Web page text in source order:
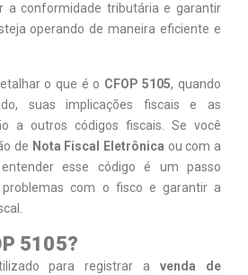
a conformidade tributária e garantir
operando de maneira eficiente e
o que é o CFOP 5105, quando
suas implicações fiscais e as
a outros códigos fiscais. Se você
de Nota Fiscal Eletrônica ou com a
esse código é um passo
com o fisco e garantir a
5105?
para registrar avenda de